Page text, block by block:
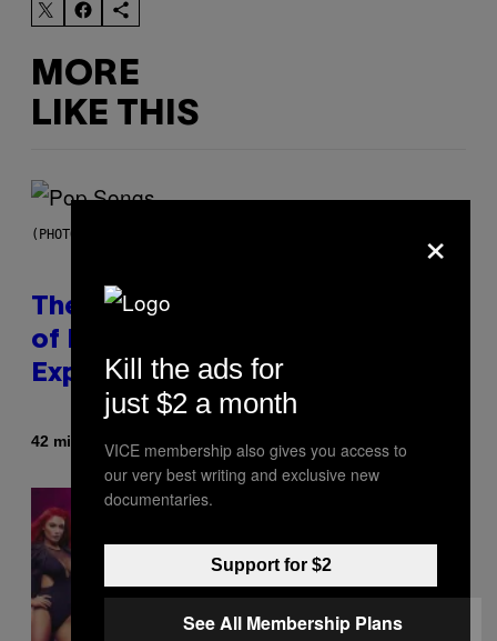
MORE
LIKE THIS
(PHOTO BY JO HALE/GETTY IMAGES)
The Entire Emotional Spectrum
of Having a Sibling Can Be
Explained in Just 4 Pop Songs
42 minutes ago Lauren Boisvert
×
Kill the ads for
just $2 a month
VICE membership also gives you access to
our very best writing and exclusive new
documentaries.
Support for $2
See All Membership Plans